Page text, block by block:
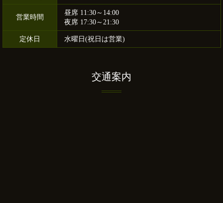
営業時間
昼席 11:30～14:00
夜席 17:30～21:30
定休日 水曜日(祝日は営業)
交通案内